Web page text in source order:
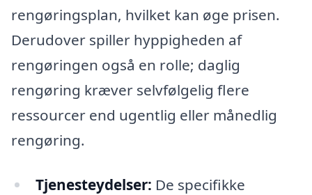
rengøringsplan, hvilket kan øge prisen.
Derudover spiller hyppigheden af
rengøringen også en rolle; daglig
rengøring kræver selvfølgelig flere
ressourcer end ugentlig eller månedlig
rengøring.
Tjenesteydelser: De specifikke